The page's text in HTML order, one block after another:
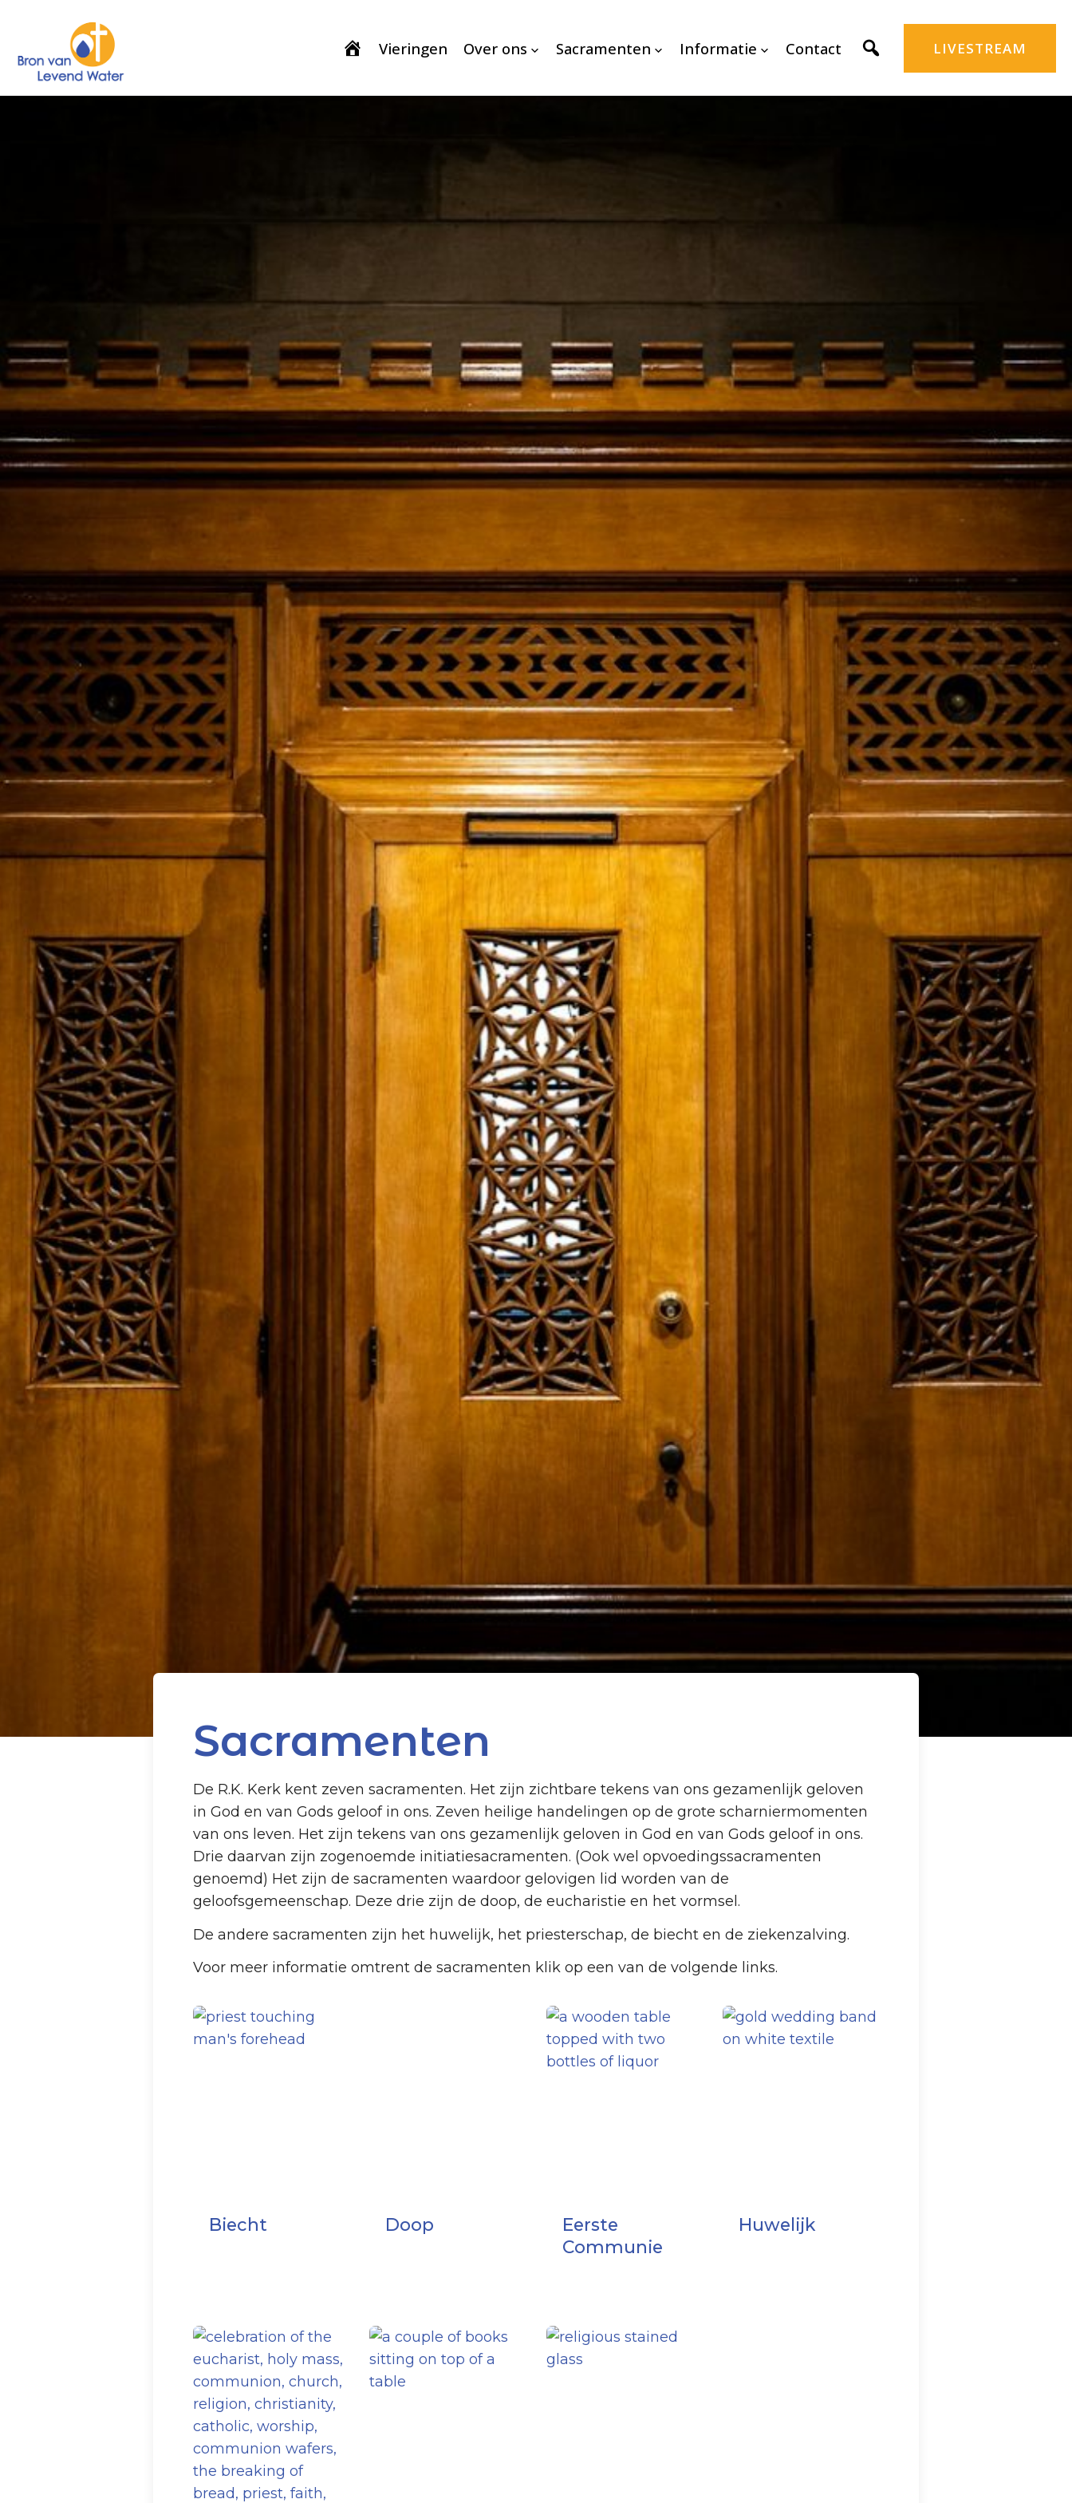
Vieringen Over ons Sacramenten Informatie Contact LIVESTREAM
Sacramenten
De R.K. Kerk kent zeven sacramenten. Het zijn zichtbare tekens van ons gezamenlijk geloven
in God en van Gods geloof in ons. Zeven heilige handelingen op de grote scharniermomenten
van ons leven. Het zijn tekens van ons gezamenlijk geloven in God en van Gods geloof in ons.
Drie daarvan zijn zogenoemde initiatiesacramenten. (Ook wel opvoedingssacramenten
genoemd) Het zijn de sacramenten waardoor gelovigen lid worden van de
geloofsgemeenschap. Deze drie zijn de doop, de eucharistie en het vormsel.
De andere sacramenten zijn het huwelijk, het priesterschap, de biecht en de ziekenzalving.
Voor meer informatie omtrent de sacramenten klik op een van de volgende links.
Biecht Doop
Eerste
Communie
Huwelijk